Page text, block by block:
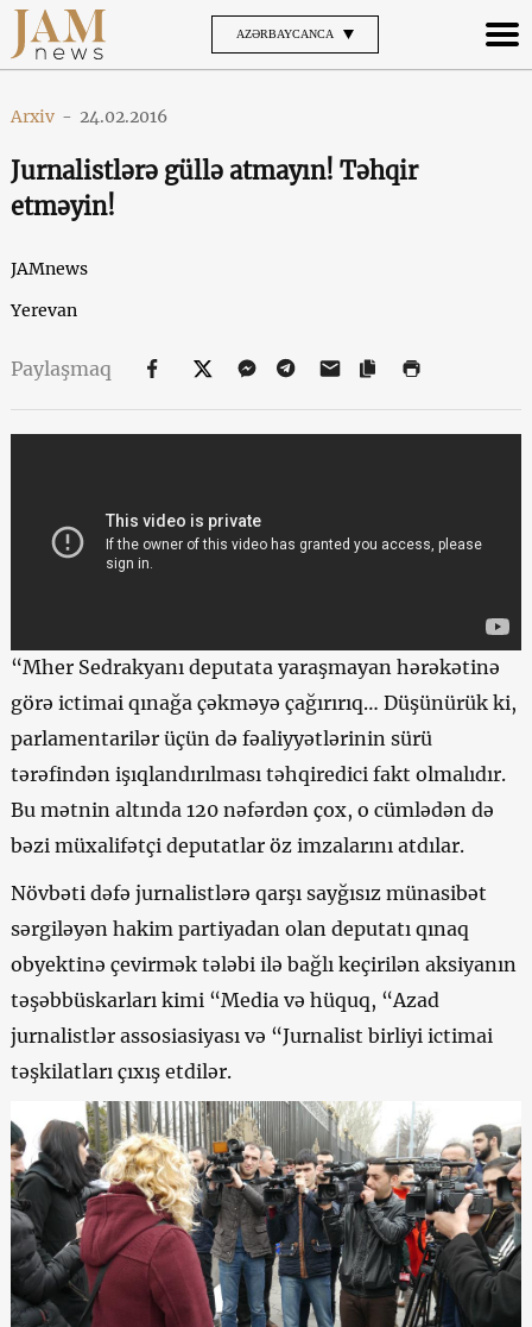
AZƏRBAYCANCA
Arxiv - 24.02.2016
Jurnalistlərə güllə atmayın! Təhqir
etməyin!
JAMnews
Yerevan
Paylaşmaq
“Mher Sedrakyanı deputata yaraşmayan hərəkətinə
görə ictimai qınağa çəkməyə çağırırıq… Düşünürük ki,
parlamentarilər üçün də fəaliyyətlərinin sürü
tərəfindən işıqlandırılması təhqiredici fakt olmalıdır.
Bu mətnin altında 120 nəfərdən çox, o cümlədən də
bəzi müxalifətçi deputatlar öz imzalarını atdılar.
Növbəti dəfə jurnalistlərə qarşı sayğısız münasibət
sərgiləyən hakim partiyadan olan deputatı qınaq
obyektinə çevirmək tələbi ilə bağlı keçirilən aksiyanın
təşəbbüskarları kimi “Media və hüquq, “Azad
jurnalistlər assosiasiyası və “Jurnalist birliyi ictimai
təşkilatları çıxış etdilər.